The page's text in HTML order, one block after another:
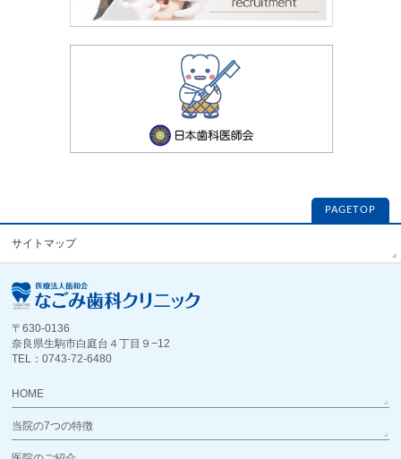
PAGETOP
サイトマップ
〒630-0136
奈良県生駒市白庭台４丁目９−12
TEL：0743-72-6480
HOME
当院の7つの特徴